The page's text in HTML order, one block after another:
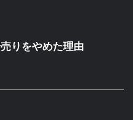
りをやめた理由